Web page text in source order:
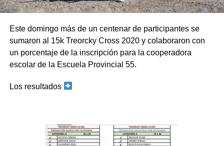
Este domingo más de un centenar de participantes se
sumaron al 15k Treorcky Cross 2020 y colaboraron con
un porcentaje de la inscripción para la cooperadora
escolar de la Escuela Provincial 55.
Los resultados